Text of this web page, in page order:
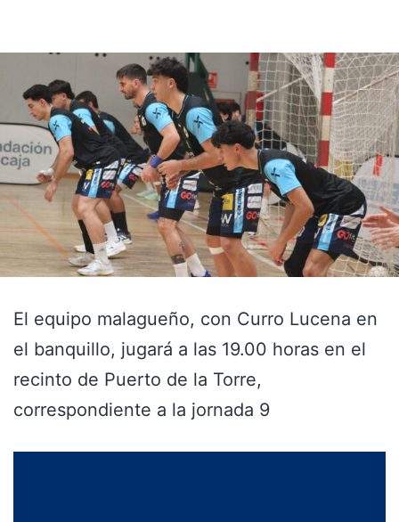
El equipo malagueño, con Curro Lucena en
el banquillo, jugará a las 19.00 horas en el
recinto de Puerto de la Torre,
correspondiente a la jornada 9